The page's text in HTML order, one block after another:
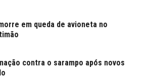
em queda de avioneta no
contra o sarampo após novos